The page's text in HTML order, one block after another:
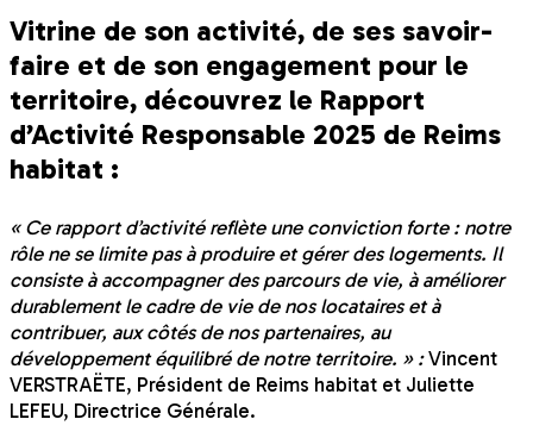
Vitrine de son activité, de ses savoir-
faire et de son engagement pour le
territoire, découvrez le Rapport
d’Activité Responsable 2025 de Reims
habitat :
« Ce rapport d’activité reflète une conviction forte : notre
rôle ne se limite pas à produire et gérer des logements. Il
consiste à accompagner des parcours de vie, à améliorer
durablement le cadre de vie de nos locataires et à
contribuer, aux côtés de nos partenaires, au
développement équilibré de notre territoire. » :Vincent
VERSTRAËTE, Président de Reims habitat et Juliette
LEFEU, Directrice Générale.